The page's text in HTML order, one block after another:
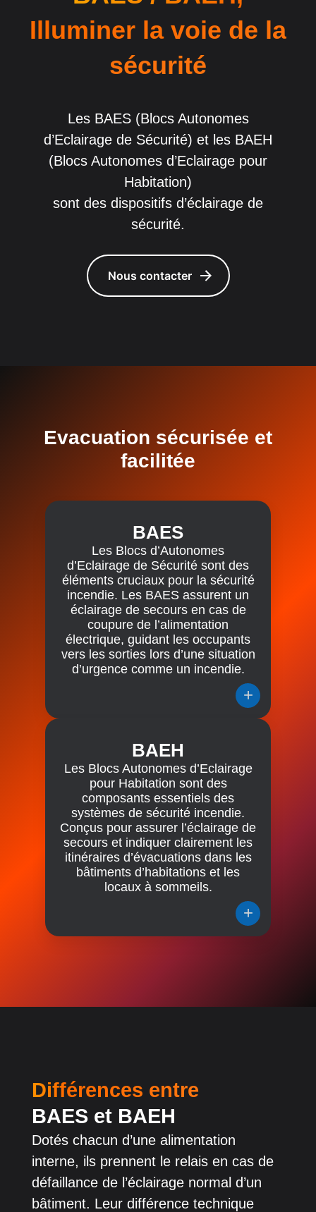
Illuminer la voie de la
sécurité
Les BAES (Blocs Autonomes
d’Eclairage de Sécurité) et les BAEH
(Blocs Autonomes d’Eclairage pour
Habitation)
sont des dispositifs d’éclairage de
sécurité.
Nous contacter
Evacuation sécurisée et
facilitée
BAES
Les Blocs d’Autonomes
d’Eclairage de Sécurité sont des
éléments cruciaux pour la sécurité
incendie. Les BAES assurent un
éclairage de secours en cas de
coupure de l’alimentation
électrique, guidant les occupants
vers les sorties lors d’une situation
d’urgence comme un incendie.
+
BAEH
Les Blocs Autonomes d’Eclairage
pour Habitation sont des
composants essentiels des
systèmes de sécurité incendie.
Conçus pour assurer l’éclairage de
secours et indiquer clairement les
itinéraires d’évacuations dans les
bâtiments d’habitations et les
locaux à sommeils.
+
Différences entre
BAES et BAEH
Dotés chacun d’une alimentation
interne, ils prennent le relais en cas de
défaillance de l’éclairage normal d’un
bâtiment. Leur différence technique